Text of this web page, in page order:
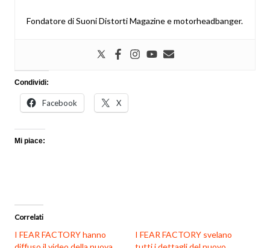
Fondatore di Suoni Distorti Magazine e motorheadbanger.
Condividi:
Facebook X
Mi piace:
Correlati
I FEAR FACTORY hanno
I FEAR FACTORY svelano